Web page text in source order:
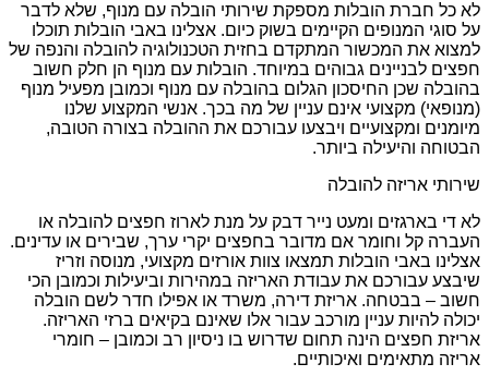
לא כל חברת הובלות מספקת שירותי הובלה עם מנוף, שלא לדבר
על סוגי המנופים הקיימים בשוק כיום. אצלינו באבי הובלות תוכלו
למצוא את המכשור המתקדם בחזית הטכנולוגיה להובלה והנפה של
חפצים לבניינים גבוהים במיוחד. הובלות עם מנוף הן חלק חשוב
בהובלה שכן החיסכון הגלום בהובלה עם מנוף וכמובן מפעיל מנוף
(מנופאי) מקצועי אינם עניין של מה בכך. אנשי המקצוע שלנו
מיומנים ומקצועיים ויבצעו עבורכם את ההובלה בצורה הטובה,
הבטוחה והיעילה ביותר.
שירותי אריזה להובלה
לא די בארגזים ומעט נייר דבק על מנת לארוז חפצים להובלה או
העברה קל וחומר אם מדובר בחפצים יקרי ערך, שבירים או עדינים.
אצלינו באבי הובלות תמצאו צוות אורזים מקצועי, מנוסה וזריז
שיבצע עבורכם את עבודת האריזה במהירות וביעילות וכמובן הכי
חשוב – בבטחה. אריזת דירה, משרד או אפילו חדר לשם הובלה
יכולה להיות עניין מורכב עבור אלו שאינם בקיאים ברזי האריזה.
אריזת חפצים הינה תחום שדרוש בו ניסיון רב וכמובן – חומרי
אריזה מתאימים ואיכותיים.